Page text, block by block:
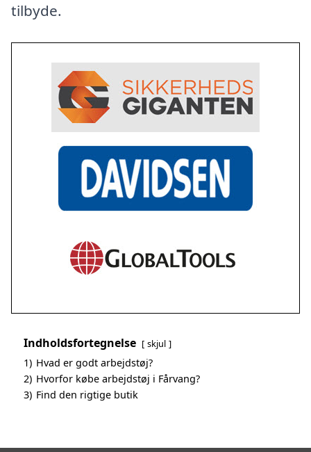
tilbyde.
Indholdsfortegnelse skjul
1) Hvad er godt arbejdstøj?
2) Hvorfor købe arbejdstøj i Fårvang?
3) Find den rigtige butik